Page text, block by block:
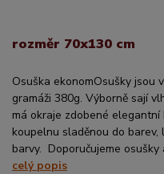
rozměr 70x130 cm
Osuška ekonomOsušky jsou
gramáži 380g. Výborně sají
má okraje zdobené
koupelnu sladěnou do
barvy. Doporučujeme osušky
celý popis